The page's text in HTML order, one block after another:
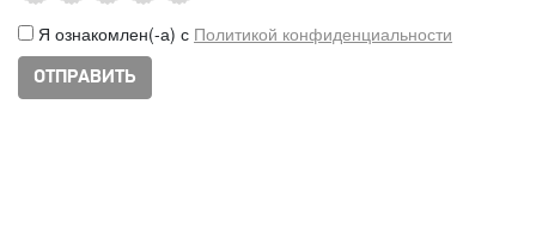
Я ознакомлен(-а) с Политикой конфиденциальности